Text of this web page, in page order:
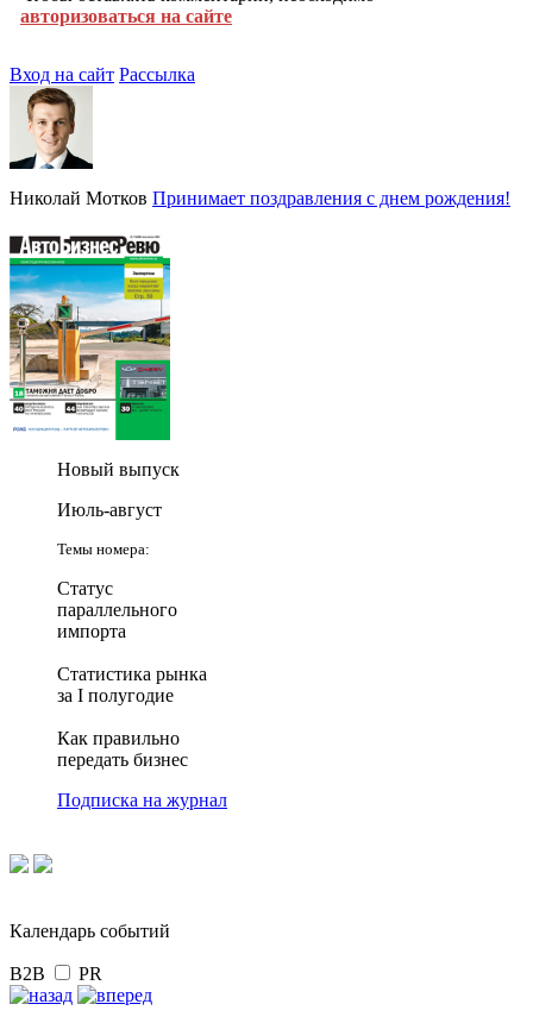
авторизоваться на сайте
Вход на сайт Рассылка
Николай Мотков Принимает поздравления с днем рождения!
Новый выпуск
Июль-август
Темы номера:
Статус
параллельного
импорта
Статистика рынка
за I полугодие
Как правильно
передать бизнес
Подписка на журнал
Календарь событий
B2B PR